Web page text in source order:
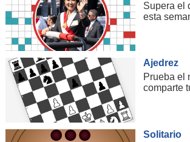
Supera el
esta
Ajedrez
Prueba el
comparte
Solitario